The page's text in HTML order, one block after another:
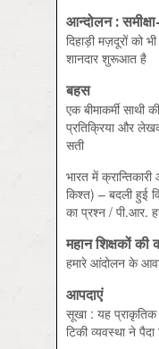
आन्दोलन :
दिहाड़ी मज़दूरों को
शानदार शुरूआत है
बहस
एक बीमाकर्मी साथी
प्रतिक्रिया और
सती
भारत में
किश्‍त) – बदली हुई
का प्रश्‍न / पी.आर.
महान शिक्षकों
हमारे आंदोलन के
आपदाएं
सूखा : यह
टिकी व्‍यवस्‍था ने